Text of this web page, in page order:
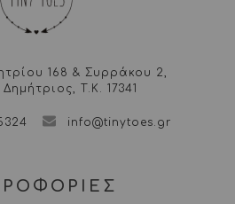
168 & Συρράκου 2,
Τ.Κ. 17341
info@tinytoes.gr